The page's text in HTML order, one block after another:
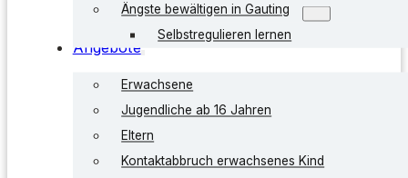
Ängste bewältigen in Gauting
Selbstregulieren lernen
Angebote
Erwachsene
Jugendliche ab 16 Jahren
Eltern
Kontaktabbruch erwachsenes Kind